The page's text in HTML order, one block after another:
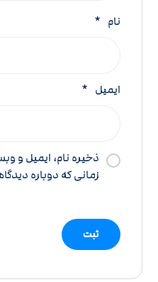
نام *
ایمیل *
ذخیره نام، ایمیل و
زمانی که دوباره